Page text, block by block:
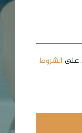
علىالشروط